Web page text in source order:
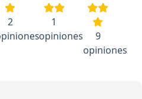
2
1
opiniones
9
opiniones